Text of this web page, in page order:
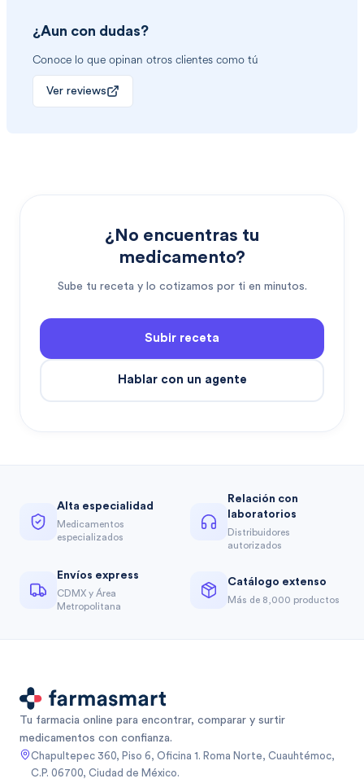
¿Aun con dudas?
Conoce lo que opinan otros clientes como tú
Ver reviews
¿No encuentras tu
medicamento?
Sube tu receta y lo cotizamos por ti en minutos.
Subir receta
Hablar con un agente
Alta especialidad
Medicamentos
especializados
Relación con
laboratorios
Distribuidores
autorizados
Envíos express
CDMX y Área
Metropolitana
Catálogo extenso
Más de 8,000 productos
Tu farmacia online para encontrar, comparar y surtir
medicamentos con confianza.
Chapultepec 360, Piso 6, Oficina 1. Roma Norte, Cuauhtémoc,
C.P. 06700, Ciudad de México.